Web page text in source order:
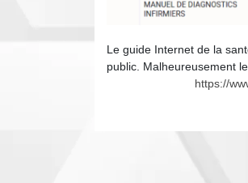
Le guide Internet de la
public. Malheureusement
https://